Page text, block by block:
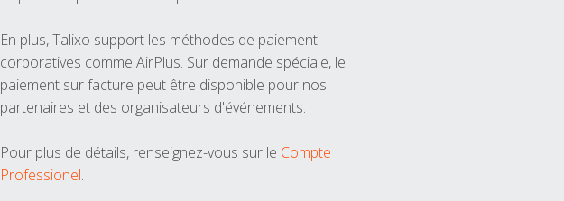
En plus, Talixo support les méthodes de paiement
corporatives comme AirPlus. Sur demande spéciale, le
paiement sur facture peut être disponible pour nos
partenaires et des organisateurs d'événements.
Pour plus de détails, renseignez-vous sur le Compte
Professionel.